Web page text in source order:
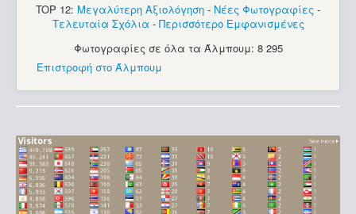
TOP 12: Μεγαλύτερη Αξιολόγηση - Νέες Φωτογραφίες -
Τελευταία Σχόλια - Περισσότερο Εμφανισμένες
Φωτογραφίες σε όλα τα Άλμπουμ: 8 295
Επιστροφή στο Άλμπουμ